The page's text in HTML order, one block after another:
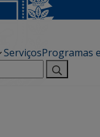
ServiçosProgramas